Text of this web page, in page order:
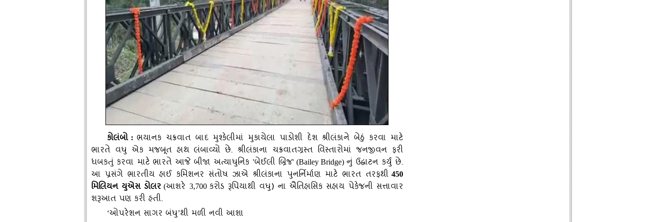
કોલંબો : ભયાનક ચક્રવાત બાદ મુશ્કેલીમાં મુકાયેલા પાડોશી દેશ શ્રીલંકાને બેઠું કરવા માટે
ભારતે વધુ એક મજબૂત હાથ લંબાવ્યો છે. શ્રીલંકાના ચક્રવાતગ્રસ્ત વિસ્તારોમાં જનજીવન ફરી
ધબકતું કરવા માટે ભારતે આજે બીજા અત્યાધુનિક 'બેઈલી બ્રિજ' (Bailey Bridge)નું ઉદ્ઘાટન કર્યું છે.
આ પ્રસંગે ભારતીય હાઈ કમિશનર સંતોષ ઝાએ શ્રીલંકાના પુનર્નિર્માણ માટે ભારત તરફથી 450
મિલિયન યુએસ ડોલર (આશરે 3,700 કરોડ રૂપિયાથી વધુ) ના ઐતિહાસિક સહાય પેકેજની સત્તાવાર
શરૂઆત પણ કરી હતી.
‘ઓપરેશન સાગર બંધુ’થી મળી નવી આશા